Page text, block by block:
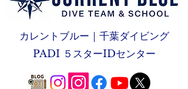
カレントブルー｜千葉ダイビング
PADI ５スターIDセンター